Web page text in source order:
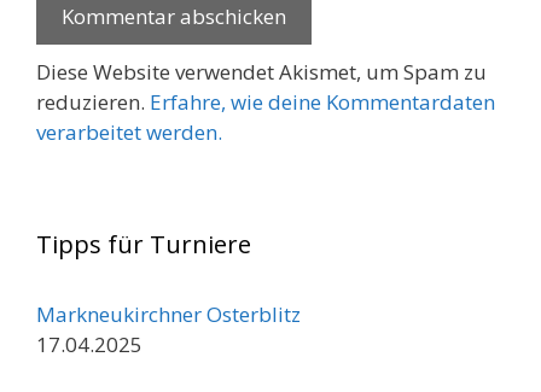
Diese Website verwendet Akismet, um Spam zu
reduzieren. Erfahre, wie deine Kommentardaten
verarbeitet werden.
Tipps für Turniere
Markneukirchner Osterblitz
17.04.2025